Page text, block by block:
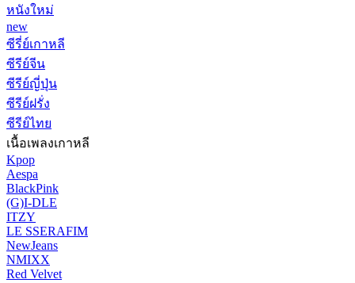
หนังใหม่
new
ซีรี่ย์เกาหลี
ซีรีย์จีน
ซีรีย์ญี่ปุ่น
ซีรีย์ฝรั่ง
ซีรีย์ไทย
เนื้อเพลงเกาหลี
Kpop
Aespa
BlackPink
(G)I-DLE
ITZY
LE SSERAFIM
NewJeans
NMIXX
Red Velvet